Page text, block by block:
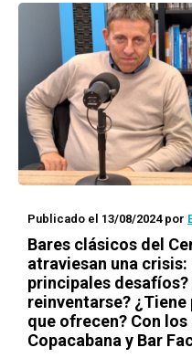
Publicado el 13/08/2024por
Bares clásicos del
atraviesan una crisis:
principales desafíos?
reinventarse?
que ofrecen? Con
Copacabana y Bar